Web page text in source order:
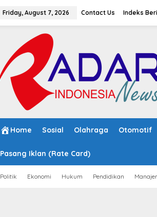
Friday, August 7, 2026 Contact Us Indeks
Home Sosial Olahraga Otomotif
Pasang Iklan (Rate Card)
Politik Ekonomi Hukum Pendidikan